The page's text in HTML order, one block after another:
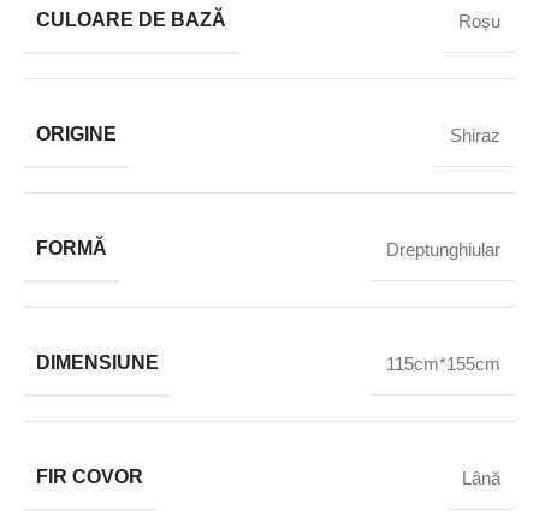
CULOARE DE BAZĂ Roșu
ORIGINE Shiraz
FORMĂ Dreptunghiular
DIMENSIUNE 115cm*155cm
FIR COVOR Lână